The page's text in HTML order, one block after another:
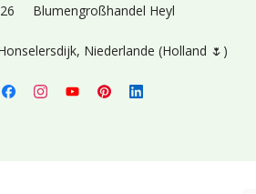
Blumengroßhandel Heyl
Niederlande (Holland 🌷)